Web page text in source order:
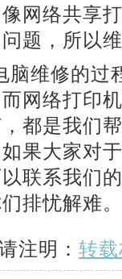
网络共享
题，所以
维修的过
网络打印
都是我们
果大家对
联系我们
排忧解难。
注明： 转